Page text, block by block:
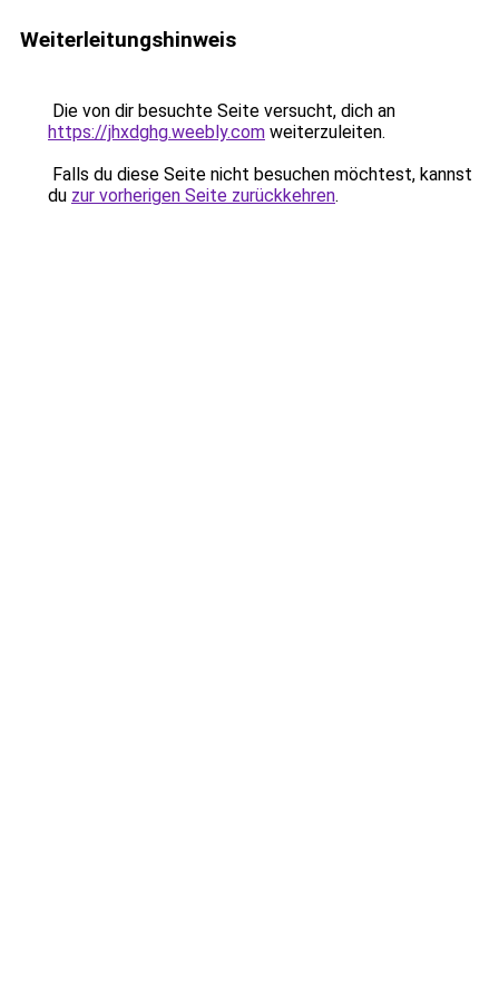
Weiterleitungshinweis
Die von dir besuchte Seite versucht, dich an
https://jhxdghg.weebly.com weiterzuleiten.
Falls du diese Seite nicht besuchen möchtest, kannst
du zur vorherigen Seite zurückkehren.